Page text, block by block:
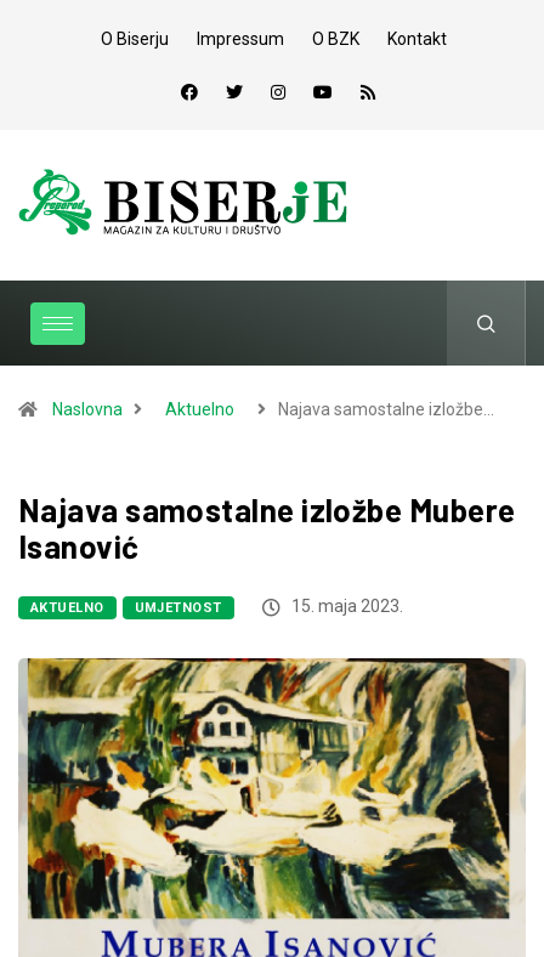
O Biserju Impressum O BZK Kontakt
Naslovna Aktuelno Najava samostalne izložbe…
Najava samostalne izložbe Mubere
Isanović
AKTUELNO UMJETNOST 15. maja 2023.